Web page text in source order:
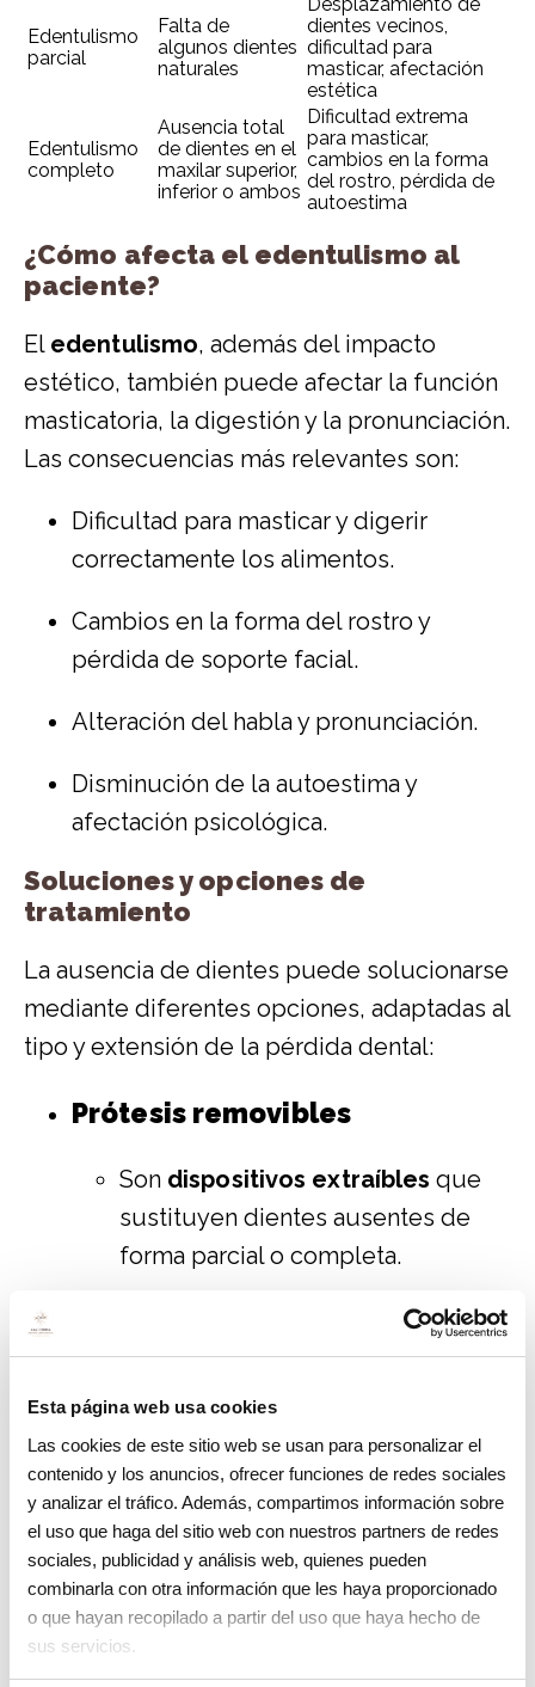
Esta página web usa cookies
Las cookies de este sitio web se usan para personalizar el
contenido y los anuncios, ofrecer funciones de redes sociales
y analizar el tráfico. Además, compartimos información sobre
el uso que haga del sitio web con nuestros partners de redes
sociales, publicidad y análisis web, quienes pueden
combinarla con otra información que les haya proporcionado
o que hayan recopilado a partir del uso que haya hecho de
sus servicios.
Edentulismo
parcial
Falta de
algunos dientes
naturales
dientes vecinos,
dificultad para
masticar, afectación
estética
Edentulismo
completo
Ausencia total
de dientes en el
maxilar superior,
inferior o ambos
Dificultad extrema
para masticar,
cambios en la forma
del rostro, pérdida de
autoestima
¿Cómo afecta el edentulismo al
paciente?
El edentulismo, además del impacto
estético, también puede afectar la función
masticatoria, la digestión y la pronunciación.
Las consecuencias más relevantes son:
Dificultad para masticar y digerir
correctamente los alimentos.
Cambios en la forma del rostro y
pérdida de soporte facial.
Alteración del habla y pronunciación.
Disminución de la autoestima y
afectación psicológica.
Soluciones y opciones de
tratamiento
La ausencia de dientes puede solucionarse
mediante diferentes opciones, adaptadas al
tipo y extensión de la pérdida dental:
Prótesis removibles
Son dispositivos extraíbles que
sustituyen dientes ausentes de
forma parcial o completa.
Ideales para pacientes que buscan
unasolución económica y rápida.
Pueden ser parciales (solo
reemplazan algunos dientes) o
completas (sustituyen todos los
dientes de un maxilar).
Ventajas: fáciles de adaptar,
permiten recuperar la función
masticatoria y la estética.